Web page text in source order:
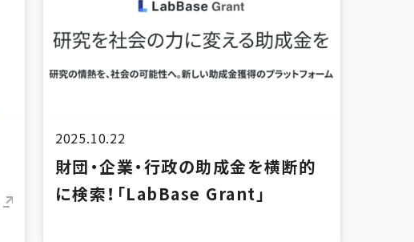
2025.10.22
財団・企業・行政の助成金を横断的
に検索！「LabBase Grant」